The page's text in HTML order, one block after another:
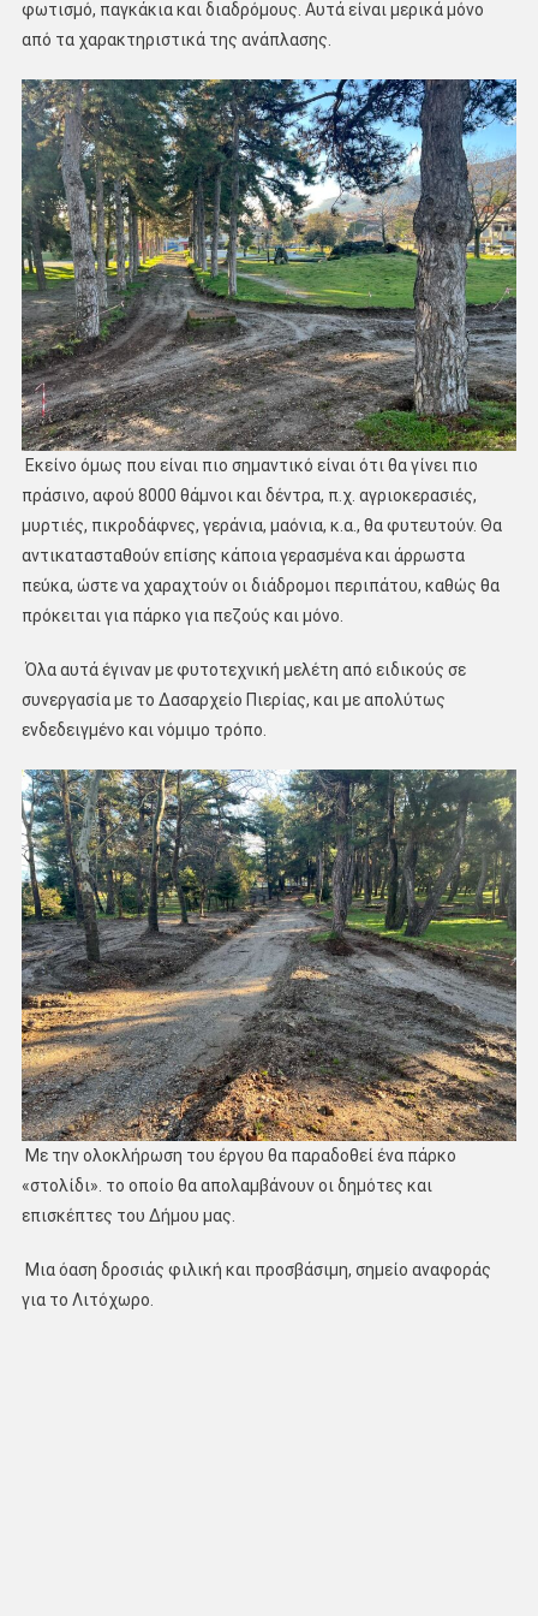
φωτισμό, παγκάκια και διαδρόμους. Αυτά είναι μερικά μόνο
από τα χαρακτηριστικά της ανάπλασης.
Εκείνο όμως που είναι πιο σημαντικό είναι ότι θα γίνει πιο
πράσινο, αφού 8000 θάμνοι και δέντρα, π.χ. αγριοκερασιές,
μυρτιές, πικροδάφνες, γεράνια, μαόνια, κ.α., θα φυτευτούν. Θα
αντικατασταθούν επίσης κάποια γερασμένα και άρρωστα
πεύκα, ώστε να χαραχτούν οι διάδρομοι περιπάτου, καθώς θα
πρόκειται για πάρκο για πεζούς και μόνο.
Όλα αυτά έγιναν με φυτοτεχνική μελέτη από ειδικούς σε
συνεργασία με το Δασαρχείο Πιερίας, και με απολύτως
ενδεδειγμένο και νόμιμο τρόπο.
Με την ολοκλήρωση του έργου θα παραδοθεί ένα πάρκο
«στολίδι». το οποίο θα απολαμβάνουν οι δημότες και
επισκέπτες του Δήμου μας.
Μια όαση δροσιάς φιλική και προσβάσιμη, σημείο αναφοράς
για το Λιτόχωρο.